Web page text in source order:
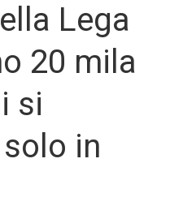
Lega
20 mila
si
in